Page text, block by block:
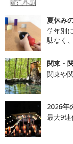
夏休み
学年別
駄なく
関東・
関東や
2026年
最大9連